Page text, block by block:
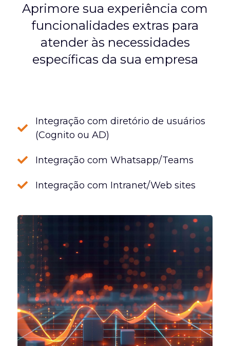
Aprimore sua experiência com
funcionalidades extras para
atender às necessidades
específicas da sua empresa
Integração com diretório de usuários
(Cognito ou AD)
Integração com Whatsapp/Teams
Integração com Intranet/Web sites